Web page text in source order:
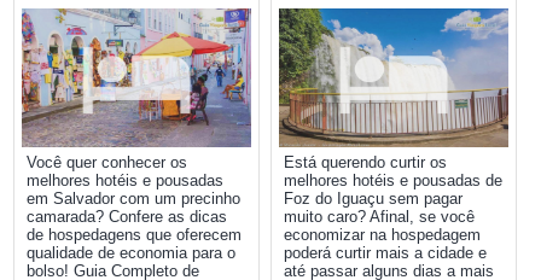
Você quer conhecer os
melhores hotéis e pousadas
em Salvador com um precinho
camarada? Confere as dicas
de hospedagens que oferecem
qualidade de economia para o
bolso! Guia Completo de
Está querendo curtir os
melhores hotéis e pousadas de
Foz do Iguaçu sem pagar
muito caro? Afinal, se você
economizar na hospedagem
poderá curtir mais a cidade e
até passar alguns dias a mais